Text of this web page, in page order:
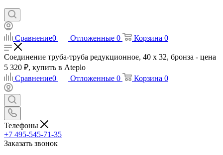
Сравнение0 Отложенные 0 Корзина 0
Соединение труба-труба редукционное, 40 х 32, бронза - цена
5 320 ₽, купить в Ateplo
Сравнение0 Отложенные 0 Корзина 0
Телефоны
+7 495-545-71-35
Заказать звонок